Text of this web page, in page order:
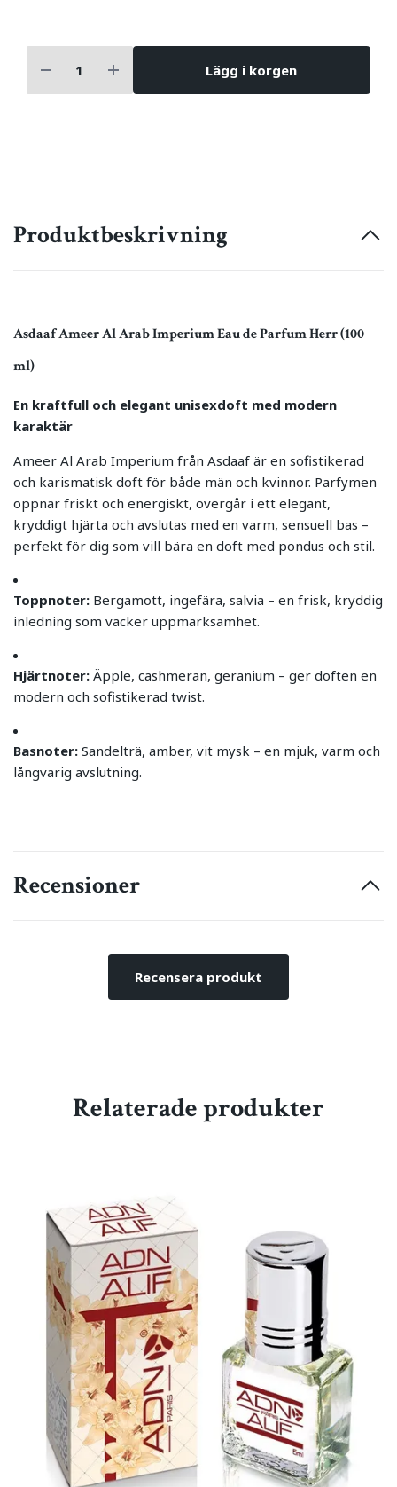
Lägg i korgen
Produktbeskrivning
Asdaaf Ameer Al Arab Imperium Eau de Parfum Herr (100
ml)
En kraftfull och elegant unisexdoft med modern
karaktär
Ameer Al Arab Imperium från Asdaaf är en sofistikerad
och karismatisk doft för både män och kvinnor. Parfymen
öppnar friskt och energiskt, övergår i ett elegant,
kryddigt hjärta och avslutas med en varm, sensuell bas –
perfekt för dig som vill bära en doft med pondus och stil.
Toppnoter: Bergamott, ingefära, salvia – en frisk, kryddig
inledning som väcker uppmärksamhet.
Hjärtnoter: Äpple, cashmeran, geranium – ger doften en
modern och sofistikerad twist.
Basnoter: Sandelträ, amber, vit mysk – en mjuk, varm och
långvarig avslutning.
Recensioner
Recensera produkt
Relaterade produkter